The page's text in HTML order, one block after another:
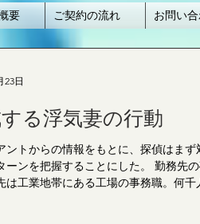
要 ご契約の流れ お問い
る浮気妻の行動
ントからの情報をもとに、探偵はまず
ーンを把握することにした。 勤務先の
は工業地帯にある工場の事務職。何千
23日